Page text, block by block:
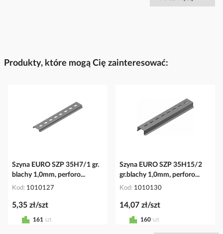
Produkty, które mogą Cię zainteresować:
Szyna EURO SZP 35H7/1 gr.
blachy 1,0mm, perforo...
Kod 1010127
5,35 zł/szt
161 szt
Szyna EURO SZP 35H15/2
gr.blachy 1,0mm, perforo...
Kod 1010130
14,07 zł/szt
160 szt